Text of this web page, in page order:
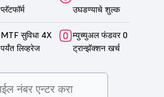
प्लॅटफॉर्म
उघडण्याचे शुल्क
MTF सुविधा 4X
पर्यंत लिव्हरेज
म्युच्युअल फंडवर 0
ट्रान्झॅक्शन खर्च